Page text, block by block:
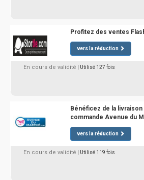
Profitez des ventes
vers la réduction
En cours de validité | Utilisé 127 fois
Bénéficez de la
commande Avenue du
vers la réduction
En cours de validité | Utilisé 119 fois